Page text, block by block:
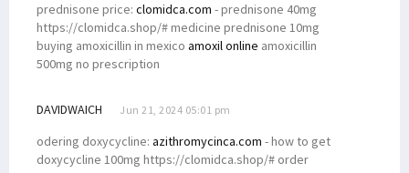
prednisone price: clomidca.com - prednisone 40mg
https://clomidca.shop/# medicine prednisone 10mg
buying amoxicillin in mexico amoxil online amoxicillin
500mg no prescription
DAVIDWAICH Jun 21, 2024 05:01 pm
odering doxycycline: azithromycinca.com - how to get
doxycycline 100mg https://clomidca.shop/# order